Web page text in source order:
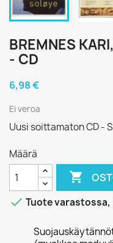
BREMNES
- CD
6,98 €
Ei veroa
Uusi soittamaton CD -
Määrä

 Tuote